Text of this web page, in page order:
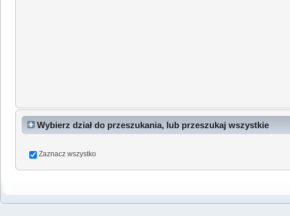
Wybierz dział do przeszukania, lub przeszukaj wszystkie
Zaznacz wszystko